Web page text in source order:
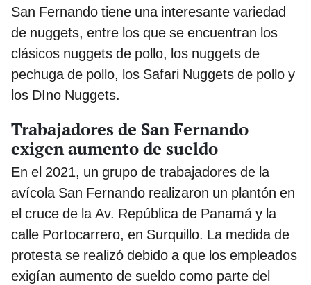
San Fernando tiene una interesante variedad
de nuggets, entre los que se encuentran los
clásicos nuggets de pollo, los nuggets de
pechuga de pollo, los Safari Nuggets de pollo y
los DIno Nuggets.
Trabajadores de San Fernando
exigen aumento de sueldo
En el 2021, un grupo de trabajadores de la
avícola San Fernando realizaron un plantón en
el cruce de la Av. República de Panamá y la
calle Portocarrero, en Surquillo. La medida de
protesta se realizó debido a que los empleados
exigían aumento de sueldo como parte del